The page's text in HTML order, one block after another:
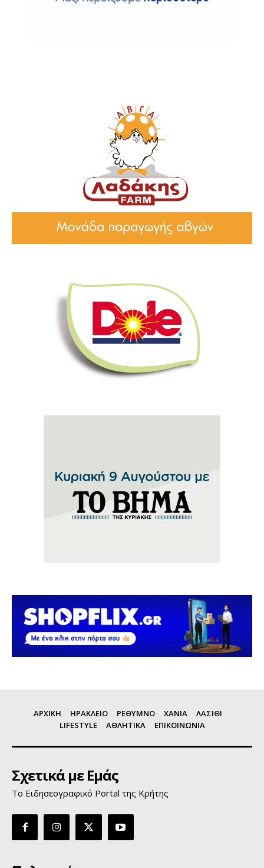
ΑΡΧΙΚΗ ΗΡΑΚΛΕΙΟ ΡΕΘΥΜΝΟ ΧΑΝΙΑ
ΛΑΣΙΘΙ
LIFESTYLE
ΑΘΛΗΤΙΚΑ ΕΠΙΚΟΙΝΩΝΙΑ
Σχετικά με Εμάς
Το Ειδησεογραφικό Portal της Κρήτης